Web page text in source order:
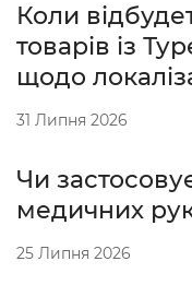
Коли
товарів із
щодо
31 Липня 2026
Чи
медичних
25 Липня 2026